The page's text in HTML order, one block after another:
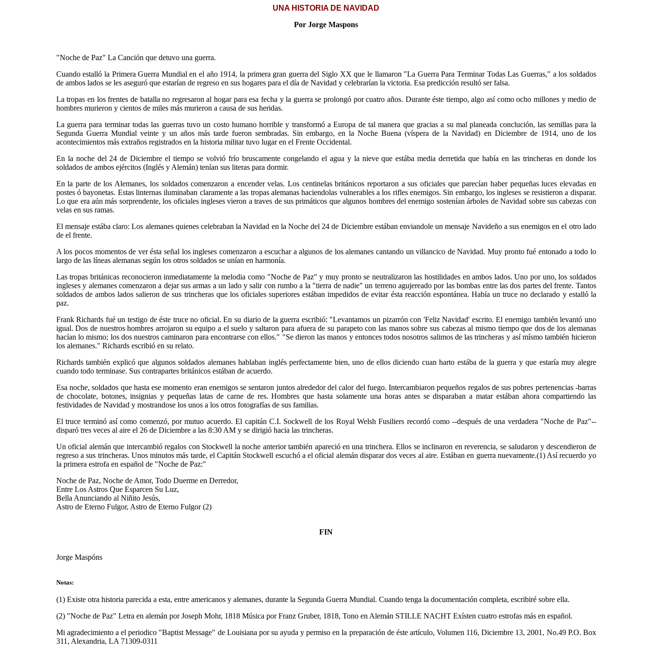
UNA HISTORIA DE NAVIDAD
Por Jorge Maspons
"Noche de Paz" La Canción que detuvo una guerra.
Cuando estalló la Primera Guerra Mundial en el año 1914, la primera gran guerra del Siglo XX que le llamaron "La Guerra Para Terminar Todas Las Guerras," a los soldados
de ambos lados se les aseguró que estarían de regreso en sus hogares para el día de Navidad y celebrarían la victoria. Esa predicción resultó ser falsa.
La tropas en los frentes de batalla no regresaron al hogar para esa fecha y la guerra se prolongó por cuatro años. Durante éste tiempo, algo así como ocho millones y medio de
hombres murieron y cientos de miles más murieron a causa de sus heridas.
La guerra para terminar todas las guerras tuvo un costo humano horrible y transformó a Europa de tal manera que gracias a su mal planeada conclución, las semillas para la
Segunda Guerra Mundial veinte y un años más tarde fueron sembradas. Sin embargo, en la Noche Buena (víspera de la Navidad) en Diciembre de 1914, uno de los
acontecimientos más extraños registrados en la historia militar tuvo lugar en el Frente Occidental.
En la noche del 24 de Diciembre el tiempo se volvió frío bruscamente congelando el agua y la nieve que estába media derretida que había en las trincheras en donde los
soldados de ambos ejércitos (Inglés y Alemán) tenían sus literas para dormir.
En la parte de los Alemanes, los soldados comenzaron a encender velas. Los centinelas británicos reportaron a sus oficiales que parecían haber pequeñas luces elevadas en
postes ó bayonetas. Estas linternas iluminaban claramente a las tropas alemanas haciendolas vulnerables a los rifles enemigos. Sin embargo, los ingleses se resistieron a disparar.
Lo que era aún más sorprendente, los oficiales ingleses vieron a traves de sus primáticos que algunos hombres del enemigo sostenían árboles de Navidad sobre sus cabezas con
velas en sus ramas.
El mensaje estába claro: Los alemanes quienes celebraban la Navidad en la Noche del 24 de Diciembre estában enviandole un mensaje Navideño a sus enemigos en el otro lado
de el frente.
A los pocos momentos de ver ésta señal los ingleses comenzaron a escuchar a algunos de los alemanes cantando un villancico de Navidad. Muy pronto fué entonado a todo lo
largo de las líneas alemanas según los otros soldados se unían en harmonía.
Las tropas británicas reconocieron inmediatamente la melodia como "Noche de Paz" y muy pronto se neutralizaron las hostilidades en ambos lados. Uno por uno, los soldados
ingleses y alemanes comenzaron a dejar sus armas a un lado y salir con rumbo a la "tierra de nadie" un terreno agujereado por las bombas entre las dos partes del frente. Tantos
soldados de ambos lados salieron de sus trincheras que los oficiales superiores estában impedidos de evitar ésta reacción espontánea. Había un truce no declarado y estalló la
paz.
Frank Richards fué un testigo de éste truce no oficial. En su diario de la guerra escribió: "Levantamos un pizarrón con 'Feliz Navidad' escrito. El enemigo también levantó uno
igual. Dos de nuestros hombres arrojaron su equipo a el suelo y saltaron para afuera de su parapeto con las manos sobre sus cabezas al mismo tiempo que dos de los alemanas
hacían lo mismo; los dos nuestros caminaron para encontrarse con ellos." "Se dieron las manos y entonces todos nosotros salimos de las trincheras y así mísmo también hicieron
los alemanes." Richards escribió en su relato.
Richards también explicó que algunos soldados alemanes hablaban inglés perfectamente bien, uno de ellos diciendo cuan harto estába de la guerra y que estaría muy alegre
cuando todo terminase. Sus contrapartes británicos estában de acuerdo.
Esa noche, soldados que hasta ese momento eran enemigos se sentaron juntos alrededor del calor del fuego. Intercambiaron pequeños regalos de sus pobres pertenencias -barras
de chocolate, botones, insignias y pequeñas latas de carne de res. Hombres que hasta solamente una horas antes se disparaban a matar estában ahora compartiendo las
festividades de Navidad y mostrandose los unos a los otros fotografías de sus familias.
El truce terminó así como comenzó, por mutuo acuerdo. El capitán C.I. Sockwell de los Royal Welsh Fusiliers recordó como --después de una verdadera "Noche de Paz"--
disparó tres veces al aire el 26 de Diciembre a las 8:30 AM y se dirigió hacia las trincheras.
Un oficial alemán que intercambió regalos con Stockwell la noche anterior también apareció en una trinchera. Ellos se inclinaron en reverencia, se saludaron y descendieron de
regreso a sus trincheras. Unos minutos más tarde, el Capitán Stockwell escuchó a el oficial alemán disparar dos veces al aire. Estában en guerra nuevamente.(1) Así recuerdo yo
la primera estrofa en español de "Noche de Paz:"
Noche de Paz, Noche de Amor, Todo Duerme en Derredor,
Entre Los Astros Que Esparcen Su Luz,
Bella Anunciando al Niñito Jesús,
Astro de Eterno Fulgor, Astro de Eterno Fulgor (2)
FIN
Jorge Maspóns
Notas:
(1) Existe otra historia parecida a esta, entre americanos y alemanes, durante la Segunda Guerra Mundial. Cuando tenga la documentación completa, escribiré sobre ella.
(2) "Noche de Paz" Letra en alemán por Joseph Mohr, 1818 Música por Franz Gruber, 1818, Tono en Alemán STILLE NACHT Exísten cuatro estrofas más en español.
Mi agradecimiento a el periodico "Baptist Message" de Louisiana por su ayuda y permiso en la preparación de éste artículo, Volumen 116, Diciembre 13, 2001, No.49 P.O. Box
311, Alexandria, LA 71309-0311